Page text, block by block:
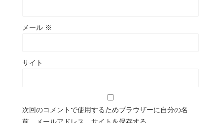
メール ※
サイト
次回のコメントで使用するためブラウザーに自分の名